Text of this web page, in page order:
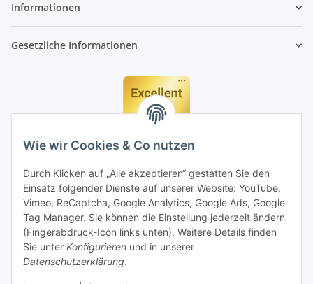
Wie wir Cookies & Co nutzen
Durch Klicken auf „Alle akzeptieren“ gestatten Sie den
Einsatz folgender Dienste auf unserer Website: YouTube,
Vimeo, ReCaptcha, Google Analytics, Google Ads, Google
Tag Manager. Sie können die Einstellung jederzeit ändern
(Fingerabdruck-Icon links unten). Weitere Details finden
Sie unter Konfigurieren und in unserer
Datenschutzerklärung.
Informationen
Gesetzliche Informationen